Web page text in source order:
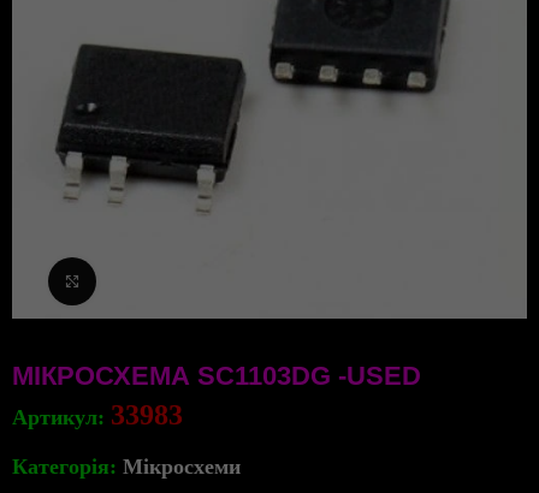
МІКРОСХЕМА SC1103DG -USED
Артикул: 33983
Категорія: Мікросхеми